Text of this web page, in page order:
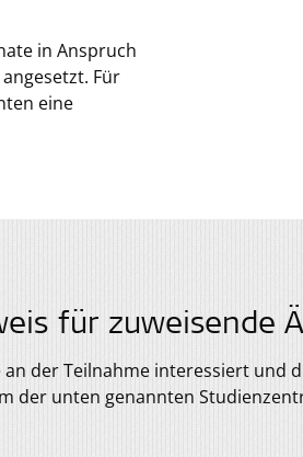
in Anspruch
Für
eine
für zuweisende
an der Teilnahme interessiert und
der unten genannten